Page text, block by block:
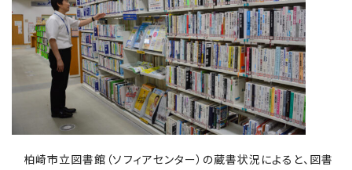
柏崎市立図書館（ソフィアセンター）の蔵書状況によると、図書